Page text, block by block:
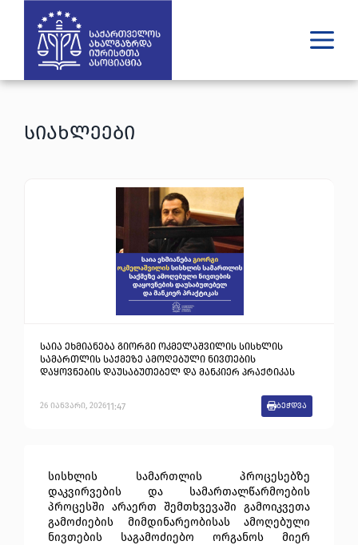
რას ვაკეთებთ
მედია
იურიდული დახმარება
GEEN
სიახლეები
საია ეხმიანება გიორგი ოკმელაშვილის სისხლის
სამართლის საქმეზე ამოღებული ნივთების
დაყოვნების დაუსაბუთებელ და მანკიერ პრაქტიკას
26 იანვარი, 202611:47 ბეჭდვა
სისხლის სამართლის პროცესებზე
დაკვირვების და სამართალწარმოების
პროცესში არაერთ შემთხვევაში გამოიკვეთა
გამოძიების მიმდინარეობისას ამოღებული
ნივთების საგამოძიებო ორგანოს მიერ